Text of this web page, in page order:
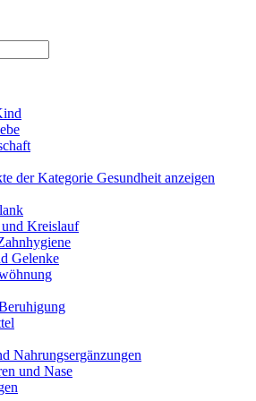
der Kategorie Gesundheit anzeigen
Kreislauf
Gelenke
Nahrungsergänzungen
und Nase